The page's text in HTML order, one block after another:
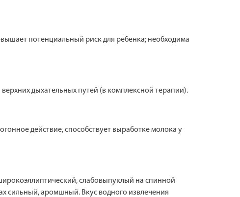
потенциальный риск для ребенка; необходима
дыхательных путей (в комплексной терапии).
действие, способствует выработке молока у
слабовыпуклый на спинной
сильный, аромшный. Вкус водного извлечения